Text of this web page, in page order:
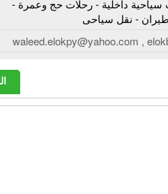
سياحية داخلية - رحلات حج وعمرة -
- نقل سياحى
waleed.elokpy@yahoo.com ,